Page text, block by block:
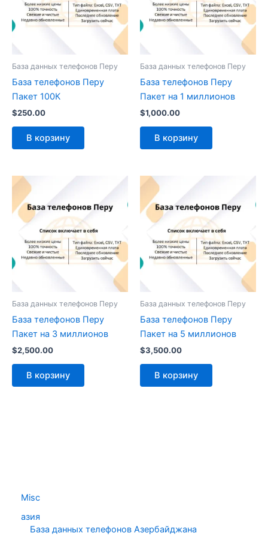
Misc
азия
База данных телефонов Азербайджана
База данных телефонов Перу
База телефонов Перу
Пакет 100К
$250.00
В корзину
База данных телефонов Перу
База телефонов Перу
Пакет на 1 миллионов
$1,000.00
В корзину
База данных телефонов Перу
База телефонов Перу
Пакет на 3 миллионов
$2,500.00
В корзину
База данных телефонов Перу
База телефонов Перу
Пакет на 5 миллионов
$3,500.00
В корзину